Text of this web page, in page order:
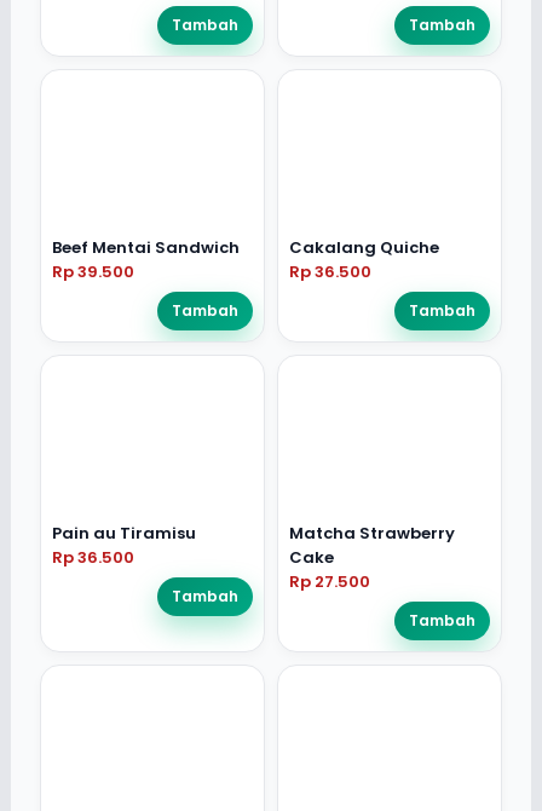
Tambah Tambah
Beef Mentai Sandwich
Rp 39.500
Tambah
Cakalang Quiche
Rp 36.500
Tambah
Pain au Tiramisu
Rp 36.500
Tambah
Matcha Strawberry
Cake
Rp 27.500
Tambah